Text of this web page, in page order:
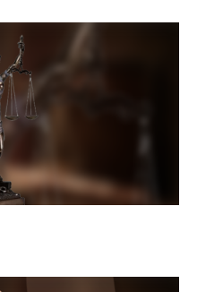
1516 Articulos